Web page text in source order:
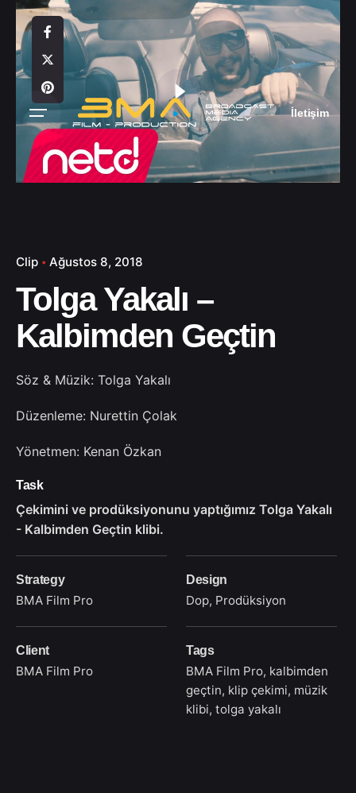
İletişim
Clip Ağustos 8, 2018
Tolga Yakalı –
Kalbimden Geçtin
Söz & Müzik: Tolga Yakalı
Düzenleme: Nurettin Çolak
Yönetmen: Kenan Özkan
Task
Çekimini ve prodüksiyonunu yaptığımız Tolga Yakalı
- Kalbimden Geçtin klibi.
Strategy
BMA Film Pro
Design
Dop, Prodüksiyon
Client
BMA Film Pro
Tags
BMA Film Pro, kalbimden
geçtin, klip çekimi, müzik
klibi, tolga yakalı